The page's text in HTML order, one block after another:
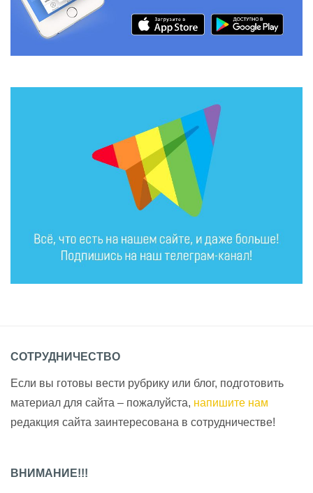
СОТРУДНИЧЕСТВО
Если вы готовы вести рубрику или блог, подготовить
материал для сайта – пожалуйста, напишите нам
редакция сайта заинтересована в сотрудничестве!
ВНИМАНИЕ!!!